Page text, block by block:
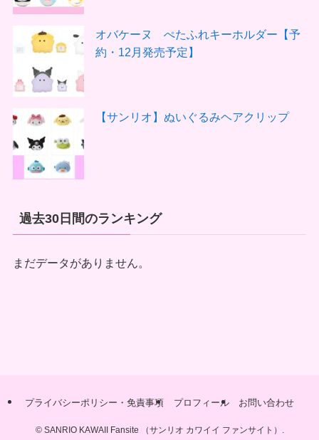
オバケーヌ ぺたふれキーホルダー【予
約・12月発売予定】
【サンリオ】ぬいぐるみヘアクリップ
過去30日間のランキング
まだデータがありません。
プライバシーポリシー・免責事項 プロフィール お問い合わせ
©SANRIO KAWAII Fansite （サンリオ カワイイ ファンサイト）.